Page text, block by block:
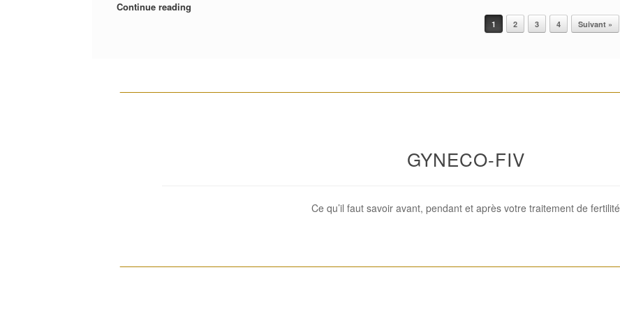
Continue reading
1 2 3 4 Suivant »
GYNECO-FIV
Ce qu’il faut savoir avant, pendant et après votre traitement de fertilité